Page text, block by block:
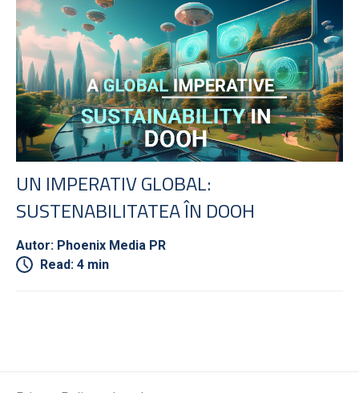
UN IMPERATIV GLOBAL:
SUSTENABILITATEA ÎN DOOH
Autor: Phoenix Media PR
Read: 4 min